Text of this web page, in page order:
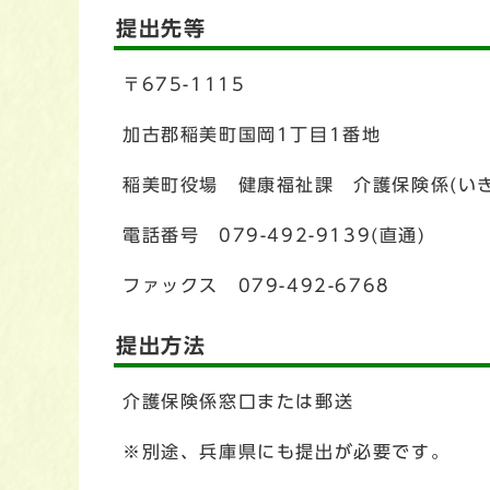
提出先等
〒675-1115
加古郡稲美町国岡1丁目1番地
稲美町役場 健康福祉課 介護保険係(い
電話番号 079-492-9139(直通)
ファックス 079-492-6768
提出方法
介護保険係窓口または郵送
※別途、兵庫県にも提出が必要です。